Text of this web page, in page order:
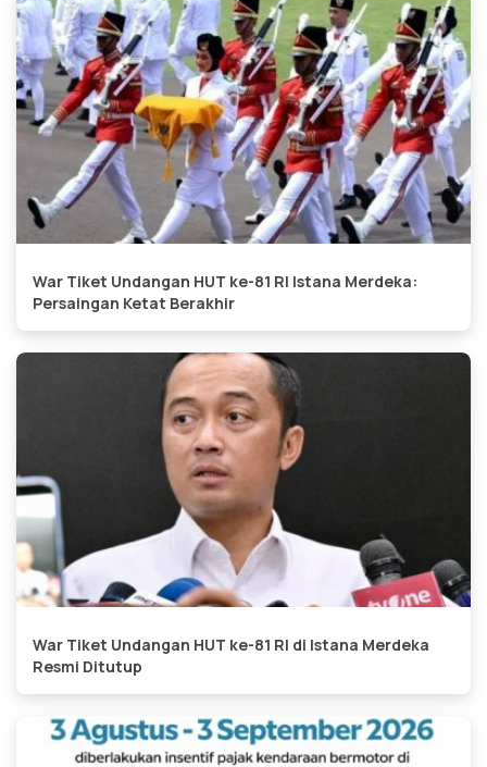
War Tiket Undangan HUT ke-81 RI Istana Merdeka:
Persaingan Ketat Berakhir
War Tiket Undangan HUT ke-81 RI di Istana Merdeka
Resmi Ditutup